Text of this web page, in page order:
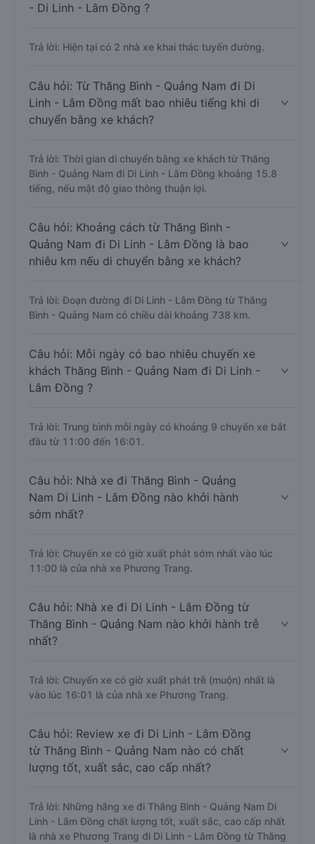
- Di Linh - Lâm Đồng ?
Trả lời: Hiện tại có 2 nhà xe khai thác tuyến đường.
Câu hỏi: Từ Thăng Bình - Quảng Nam đi Di
Linh - Lâm Đồng mất bao nhiêu tiếng khi di
chuyển bằng xe khách?
Trả lời: Thời gian di chuyển bằng xe khách từ Thăng
Bình - Quảng Nam đi Di Linh - Lâm Đồng khoảng 15.8
tiếng, nếu mật độ giao thông thuận lợi.
Câu hỏi: Khoảng cách từ Thăng Bình -
Quảng Nam đi Di Linh - Lâm Đồng là bao
nhiêu km nếu di chuyển bằng xe khách?
Trả lời: Đoạn đường đi Di Linh - Lâm Đồng từ Thăng
Bình - Quảng Nam có chiều dài khoảng 738 km.
Câu hỏi: Mỗi ngày có bao nhiêu chuyến xe
khách Thăng Bình - Quảng Nam đi Di Linh -
Lâm Đồng ?
Trả lời: Trung bình mỗi ngày có khoảng 9 chuyến xe bắt
đầu từ 11:00 đến 16:01.
Câu hỏi: Nhà xe đi Thăng Bình - Quảng
Nam Di Linh - Lâm Đồng nào khởi hành
sớm nhất?
Trả lời: Chuyến xe có giờ xuất phát sớm nhất vào lúc
11:00 là của nhà xe Phương Trang.
Câu hỏi: Nhà xe đi Di Linh - Lâm Đồng từ
Thăng Bình - Quảng Nam nào khởi hành trễ
nhất?
Trả lời: Chuyến xe có giờ xuất phát trễ (muộn) nhất là
vào lúc 16:01 là của nhà xe Phương Trang.
Câu hỏi: Review xe đi Di Linh - Lâm Đồng
từ Thăng Bình - Quảng Nam nào có chất
lượng tốt, xuất sắc, cao cấp nhất?
Trả lời: Những hãng xe đi Thăng Bình - Quảng Nam Di
Linh - Lâm Đồng chất lượng tốt, xuất sắc, cao cấp nhất
là nhà xe Phương Trang đi Di Linh - Lâm Đồng từ Thăng